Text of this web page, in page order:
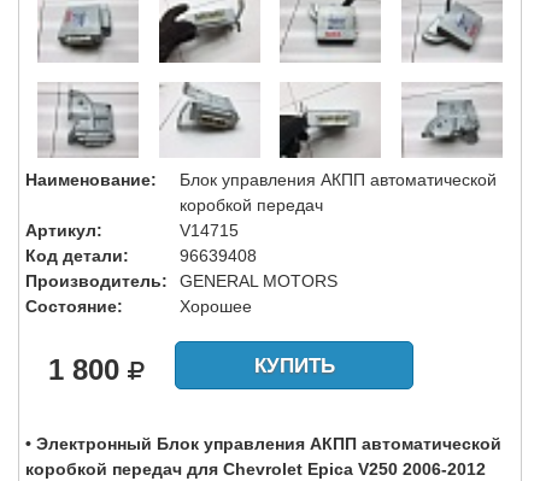
Наименование:
Блок управления АКПП автоматической
коробкой передач
Артикул:
V14715
Код детали:
96639408
Производитель:
GENERAL MOTORS
Состояние:
Хорошее
1 800 КУПИТЬ
• Электронный Блок управления АКПП автоматической
коробкой передач для Chevrolet Epica V250 2006-2012